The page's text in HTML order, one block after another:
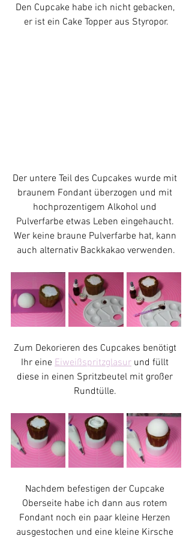
Den Cupcake habe ich nicht gebacken,
er ist ein Cake Topper aus Styropor.
Der untere Teil des Cupcakes wurde mit
braunem Fondant überzogen und mit
hochprozentigem Alkohol und
Pulverfarbe etwas Leben eingehaucht.
Wer keine braune Pulverfarbe hat, kann
auch alternativ Backkakao verwenden.
Zum Dekorieren des Cupcakes benötigt
Ihr eine Eiweißspritzglasur und füllt
diese in einen Spritzbeutel mit großer
Rundtülle.
Nachdem befestigen der Cupcake
Oberseite habe ich dann aus rotem
Fondant noch ein paar kleine Herzen
ausgestochen und eine kleine Kirsche